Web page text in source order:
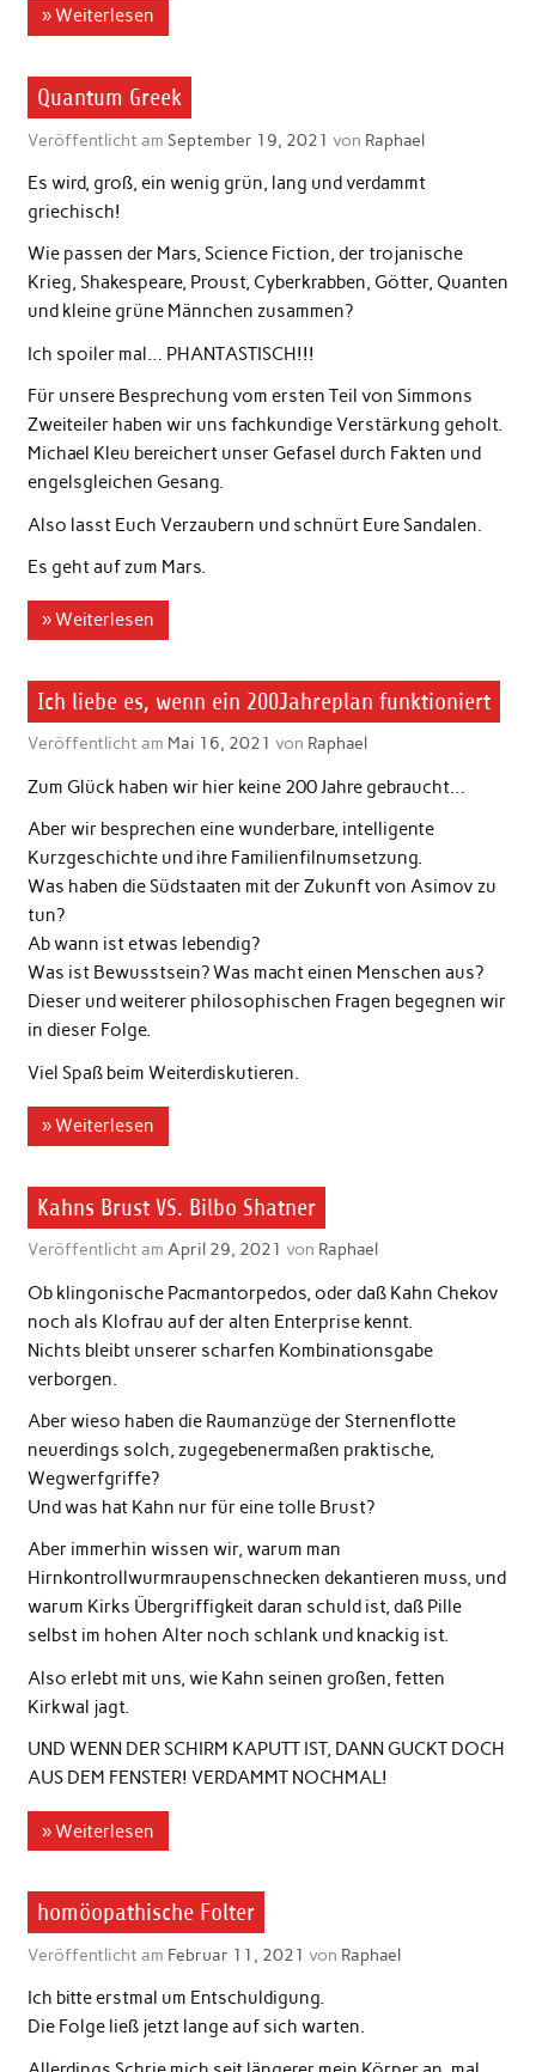
» Weiterlesen
Quantum Greek
Veröffentlicht am September 19, 2021 von Raphael
Es wird, groß, ein wenig grün, lang und verdammt
griechisch!
Wie passen der Mars, Science Fiction, der trojanische
Krieg, Shakespeare, Proust, Cyberkrabben, Götter, Quanten
und kleine grüne Männchen zusammen?
Ich spoiler mal… PHANTASTISCH!!!
Für unsere Besprechung vom ersten Teil von Simmons
Zweiteiler haben wir uns fachkundige Verstärkung geholt.
Michael Kleu bereichert unser Gefasel durch Fakten und
engelsgleichen Gesang.
Also lasst Euch Verzaubern und schnürt Eure Sandalen.
Es geht auf zum Mars.
» Weiterlesen
Ich liebe es, wenn ein 200Jahreplan funktioniert
Veröffentlicht am Mai 16, 2021 von Raphael
Zum Glück haben wir hier keine 200 Jahre gebraucht…
Aber wir besprechen eine wunderbare, intelligente
Kurzgeschichte und ihre Familienfilnumsetzung.
Was haben die Südstaaten mit der Zukunft von Asimov zu
tun?
Ab wann ist etwas lebendig?
Was ist Bewusstsein? Was macht einen Menschen aus?
Dieser und weiterer philosophischen Fragen begegnen wir
in dieser Folge.
Viel Spaß beim Weiterdiskutieren.
» Weiterlesen
Kahns Brust VS. Bilbo Shatner
Veröffentlicht am April 29, 2021 von Raphael
Ob klingonische Pacmantorpedos, oder daß Kahn Chekov
noch als Klofrau auf der alten Enterprise kennt.
Nichts bleibt unserer scharfen Kombinationsgabe
verborgen.
Aber wieso haben die Raumanzüge der Sternenflotte
neuerdings solch, zugegebenermaßen praktische,
Wegwerfgriffe?
Und was hat Kahn nur für eine tolle Brust?
Aber immerhin wissen wir, warum man
Hirnkontrollwurmraupenschnecken dekantieren muss, und
warum Kirks Übergriffigkeit daran schuld ist, daß Pille
selbst im hohen Alter noch schlank und knackig ist.
Also erlebt mit uns, wie Kahn seinen großen, fetten
Kirkwal jagt.
UND WENN DER SCHIRM KAPUTT IST, DANN GUCKT DOCH
AUS DEM FENSTER! VERDAMMT NOCHMAL!
» Weiterlesen
homöopathische Folter
Veröffentlicht am Februar 11, 2021 von Raphael
Ich bitte erstmal um Entschuldigung.
Die Folge ließ jetzt lange auf sich warten.